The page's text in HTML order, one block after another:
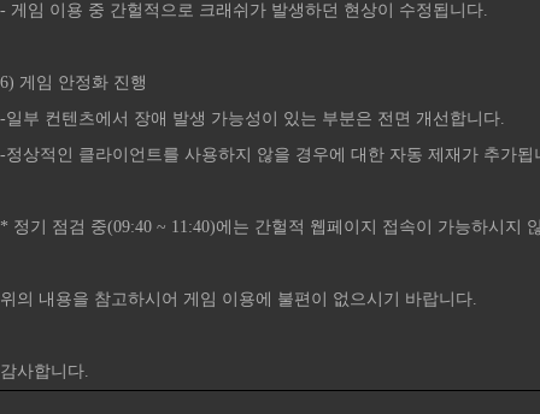
- 게임 이용 중 간헐적으로 크래쉬가 발생하던 현상이 수정됩니다.
6) 게임 안정화 진행
-일부 컨텐츠에서 장애 발생 가능성이 있는 부분은 전면 개선합니다.
-정상적인 클라이언트를 사용하지 않을 경우에 대한 자동 제재가 추가됩
* 정기 점검 중(09:40 ~ 11:40)에는 간헐적 웹페이지 접속이 가능하시지
위의 내용을 참고하시어 게임 이용에 불편이 없으시기 바랍니다.
감사합니다.​